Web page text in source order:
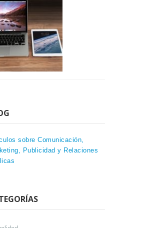
sobre Comunicación,
Publicidad y Relaciones